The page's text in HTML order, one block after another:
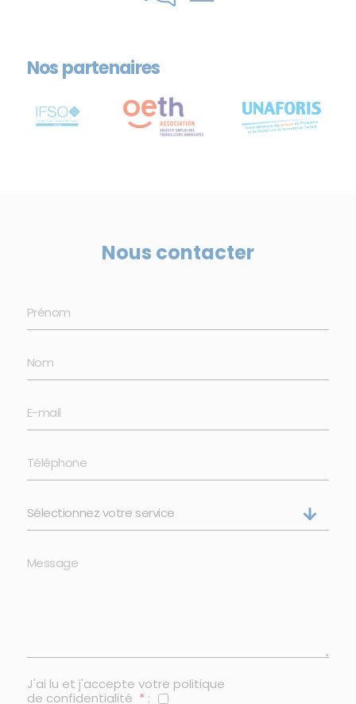
Nos partenaires
Nous contacter
J'ai lu et j'accepte votre politique
de confidentialité * :